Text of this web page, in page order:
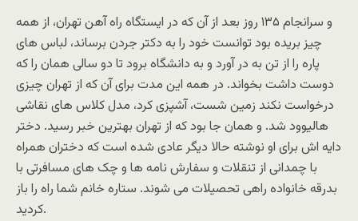
و سرانجام ۱۳۵ روز بعد از آن که در ایستگاه راه آهن تهران، از همه
چیز بریده بود توانست خود را به دکتر جردن برساند، لباس های
پاره را از تن به در آورد و به دانشگاه برود تا دو سالی همان را که
دوست داشت بخواند. در همه این مدت برای آن که از تهران چیزی
درخواست نکند زمین شست، آشپزی کرد، مدل کلاس های نقاشی
هالیوود شد. و همان جا بود که از تهران بهترین خبر رسید. دختر
دایه اش برای او نوشته حالا دیگر عادی شده است که دختران همراه
با چمدانی از تنقلات و سفارش نامه ها و چک های مسافرتی با
بدرقه خانواده راهی تحصیلات می شوند. ستاره خانم شما راه را باز
کردید.